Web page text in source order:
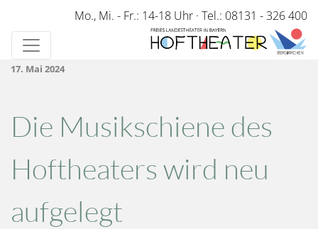
Direkt
zum
Inhalt
Mo., Mi. - Fr.: 14-18 Uhr · Tel.: 08131 - 326 400
17. Mai 2024
Die Musikschiene des
Hoftheaters wird neu
aufgelegt